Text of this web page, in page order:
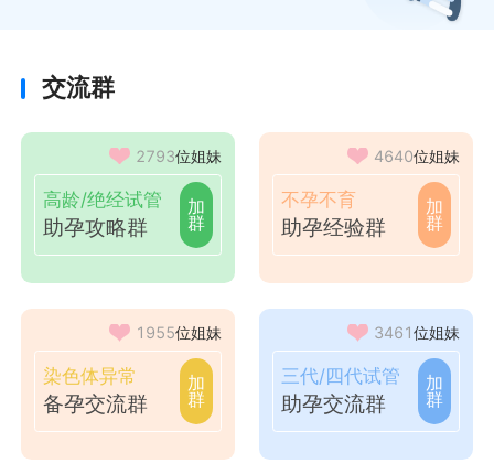
交流群
2793位姐妹
高龄/绝经试管
助孕攻略群
加
群
4640位姐妹
不孕不育
助孕经验群
加
群
1955位姐妹
染色体异常
备孕交流群
加
群
3461位姐妹
三代/四代试管
助孕交流群
加
群